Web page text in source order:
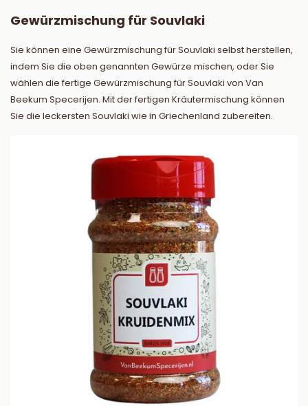
Gewürzmischung für Souvlaki
Sie können eine Gewürzmischung für Souvlaki selbst herstellen,
indem Sie die oben genannten Gewürze mischen, oder Sie
wählen die fertige Gewürzmischung für Souvlaki von Van
Beekum Specerijen. Mit der fertigen Kräutermischung können
Sie die leckersten Souvlaki wie in Griechenland zubereiten.